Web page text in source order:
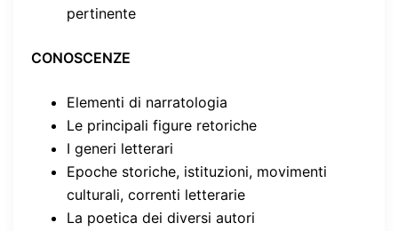
pertinente
CONOSCENZE
Elementi di narratologia
Le principali figure retoriche
I generi letterari
Epoche storiche, istituzioni, movimenti
culturali, correnti letterarie
La poetica dei diversi autori